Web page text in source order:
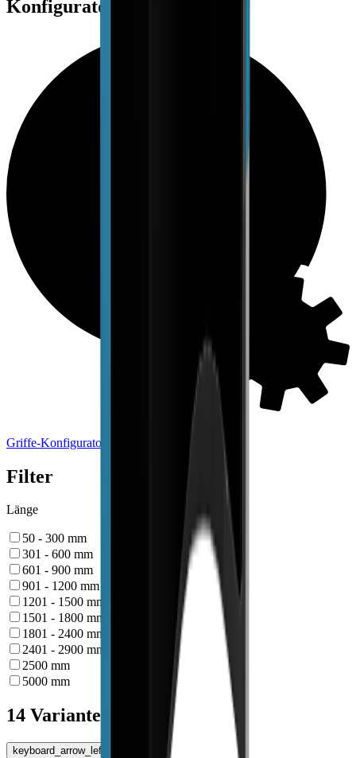
Konfiguratoren
Griffe-Konfigurator
Filter
Länge
50 - 300 mm
301 - 600 mm
601 - 900 mm
901 - 1200 mm
1201 - 1500 mm
1501 - 1800 mm
1801 - 2400 mm
2401 - 2900 mm
2500 mm
5000 mm
14 Varianten
keyboard_arrow_left